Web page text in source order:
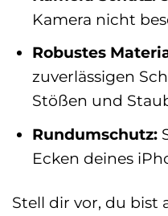
Kamera nicht
Robustes
zuverlässigen
Stößen und
Rundumschutz:
Ecken deines
Stell dir vor, du bist